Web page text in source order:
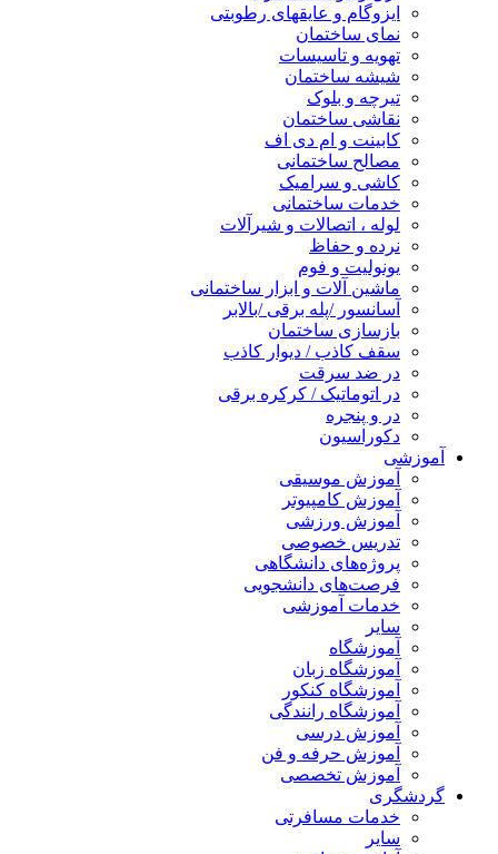
ایزوگام و عایقهای رطوبتی
نمای ساختمان
تهویه و تاسیسات
شیشه ساختمان
تیرچه و بلوک
نقاشی ساختمان
کابینت و ام دی اف
مصالح ساختمانی
کاشی و سرامیک
خدمات ساختمانی
لوله ، اتصالات و شیرآلات
نرده و حفاظ
یونولیت و فوم
ماشین آلات و ابزار ساختمانی
آسانسور /پله برقی /بالابر
بازسازی ساختمان
سقف کاذب / دیوار کاذب
در ضد سرقت
در اتوماتیک / کرکره برقی
در و پنجره
دکوراسیون
آموزشی
آموزش موسیقی
آموزش کامپیوتر
آموزش ورزشی
تدریس خصوصی
پروژه‌های دانشگاهی
فرصت‌های دانشجویی
خدمات آموزشی
سایر
آموزشگاه
آموزشگاه زبان
آموزشگاه کنکور
آموزشگاه رانندگی
آموزش درسی
آموزش حرفه و فن
آموزش تخصصی
گردشگری
خدمات مسافرتی
سایر